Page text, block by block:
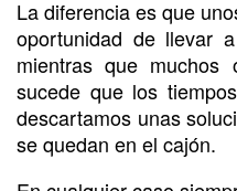
La diferencia es que
oportunidad de llevar
mientras que muchos
sucede que los
descartamos unas
se quedan en el cajón.